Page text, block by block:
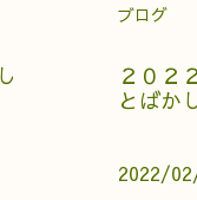
ブログ
２０２
とばか
2022/